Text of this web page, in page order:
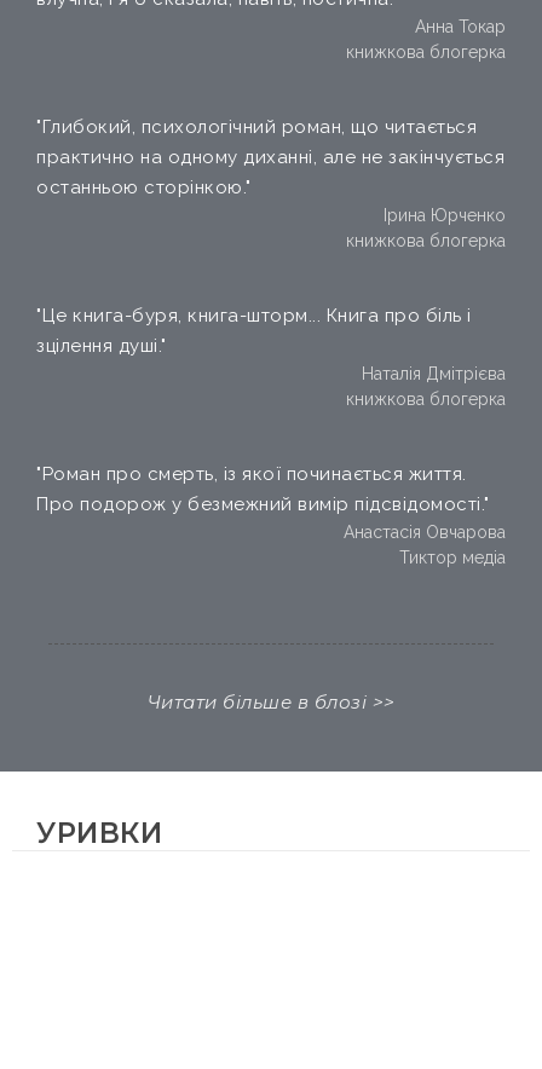
Анна Токар
книжкова блогерка
"Глибокий, психологічний роман, що читається
практично на одному диханні, але не закінчується
останньою сторінкою."
Ірина Юрченко
книжкова блогерка
"Це книга-буря, книга-шторм... Книга про біль і
зцілення душі."
Наталія Дмітрієва
книжкова блогерка
"Роман про смерть, із якої починається життя.
Про подорож у безмежний вимір підсвідомості."
Анастасія Овчарова
Тиктор медіа
Читати більше в блозі >>
УРИВКИ